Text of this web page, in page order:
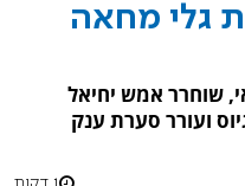
גלי מחאה
שוחרר אמש יחיאל
ועורר סערת ענק